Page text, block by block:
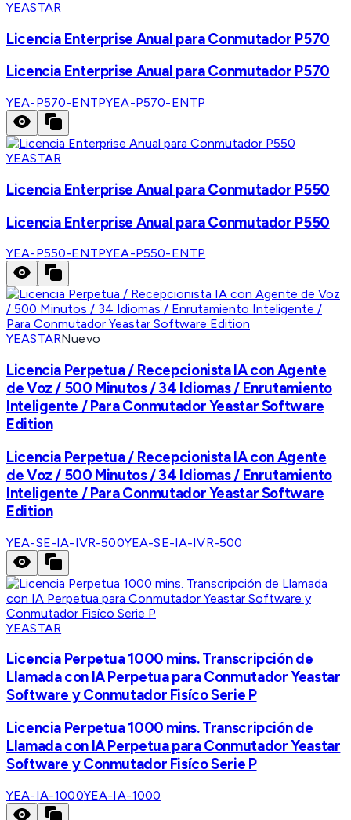
YEASTAR
Licencia Enterprise Anual para Conmutador P570
Licencia Enterprise Anual para Conmutador P570
YEA-P570-ENTPYEA-P570-ENTP
YEASTAR
Licencia Enterprise Anual para Conmutador P550
Licencia Enterprise Anual para Conmutador P550
YEA-P550-ENTPYEA-P550-ENTP
YEASTARNuevo
Licencia Perpetua / Recepcionista IA con Agente
de Voz / 500 Minutos / 34 Idiomas / Enrutamiento
Inteligente / Para Conmutador Yeastar Software
Edition
Licencia Perpetua / Recepcionista IA con Agente
de Voz / 500 Minutos / 34 Idiomas / Enrutamiento
Inteligente / Para Conmutador Yeastar Software
Edition
YEA-SE-IA-IVR-500YEA-SE-IA-IVR-500
YEASTAR
Licencia Perpetua 1000 mins. Transcripción de
Llamada con IA Perpetua para Conmutador Yeastar
Software y Conmutador Fisíco Serie P
Licencia Perpetua 1000 mins. Transcripción de
Llamada con IA Perpetua para Conmutador Yeastar
Software y Conmutador Fisíco Serie P
YEA-IA-1000YEA-IA-1000